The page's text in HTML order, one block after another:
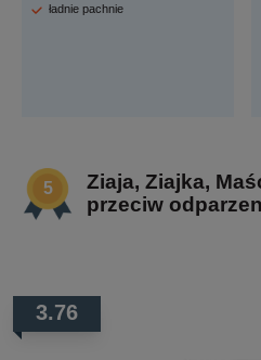
ładnie pachnie
Ziaja, Ziajka,
przeciw
3.76